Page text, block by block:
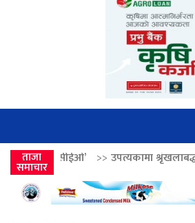
ताजा
समाचार
उपत्यकामा श्रृंखलाबद्ध सिक्री लुट्ने ‘कर्मा